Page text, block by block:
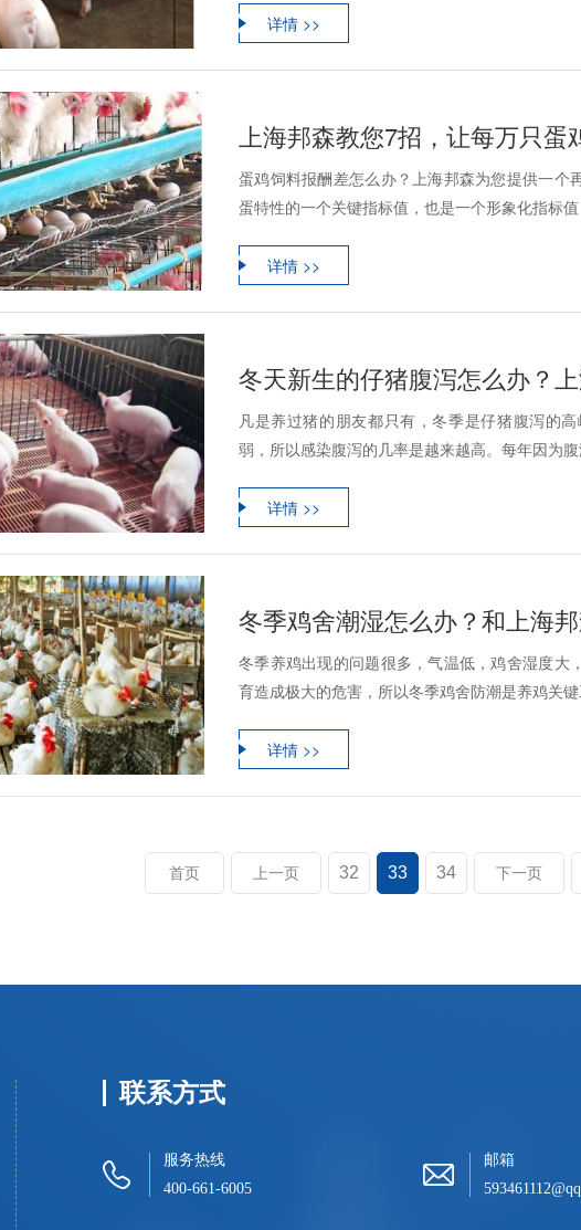
详情 >>
上海邦森教您7招，让每万只蛋
蛋鸡饲料报酬差怎么办？上海邦森为您提供一
蛋特性的一个关键指标值，也是一个形象化指标
详情 >>
冬天新生的仔猪腹泻怎么办？
凡是养过猪的朋友都只有，冬季是仔猪腹泻的
弱，所以感染腹泻的几率是越来越高。每年因为
详情 >>
冬季鸡舍潮湿怎么办？和上海
冬季养鸡出现的问题很多，气温低，鸡舍湿度
育造成极大的危害，所以冬季鸡舍防潮是养鸡关
详情 >>
首页 上一页 32 33 34 下一页
联系方式
服务热线
400-661-6005
邮箱